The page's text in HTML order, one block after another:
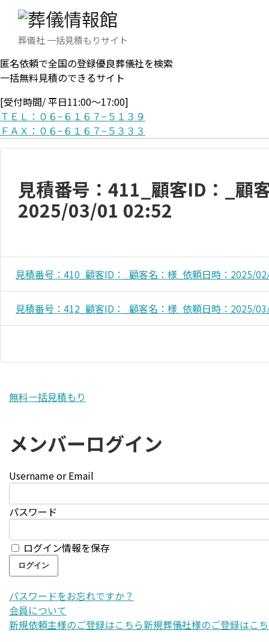
葬儀社 一括見積もりサイト
匿名依頼で全国の登録優良葬儀社を検索
一括無料見積のできるサイト
[受付時間/ 平日11:00〜17:00]
ＴＥＬ：０６−６１６７−５１３９
ＦＡＸ：０６−６１６７−５３３３
見積番号：411_顧客ID：_顧
2025/03/01 02:52
見積番号：410_顧客ID：_顧客名：様_依頼日時：2025/
見積番号：412_顧客ID：_顧客名：様_依頼日時：2025/
無料一括見積もり
メンバーログイン
Username or Email
パスワード
ログイン情報を保存
パスワードをお忘れですか？
会員について
新規依頼主様のご登録はこちら新規葬儀社様のご登録はこ